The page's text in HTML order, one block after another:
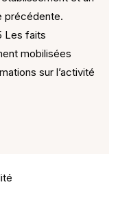
précédente.
Les faits
mobilisées
sur l’activité